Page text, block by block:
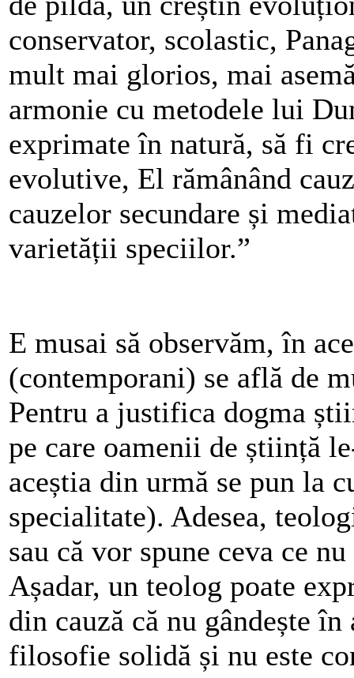
conservator, scolastic,
mult mai glorios, mai
armonie cu metodele lui
exprimate în natură, să fi
evolutive, El rămânând
cauzelor secundare și
varietății speciilor.”
E musai să observăm, în
(contemporani) se află de
Pentru a justifica dogma
pe care oamenii de știință
aceștia din urmă se pun la
specialitate). Adesea,
sau că vor spune ceva ce
Așadar, un teolog poate
din cauză că nu gândește
filosofie solidă și nu este